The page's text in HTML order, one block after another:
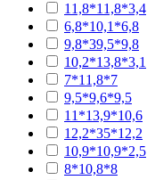
11,8*11,8*3,4
6,8*10,1*6,8
9,8*39,5*9,8
10,2*13,8*3,1
7*11,8*7
9,5*9,6*9,5
11*13,9*10,6
12,2*35*12,2
10,9*10,9*2,5
8*10,8*8